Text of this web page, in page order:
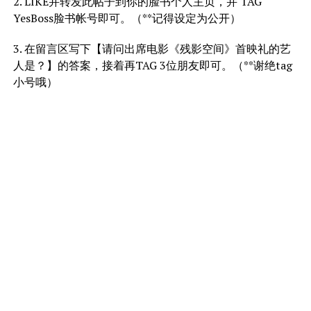
YesBoss脸书帐号即可。（**记得设定为公开）
3. 在留言区写下【请问出席电影《残影空间》首映礼的艺
人是？】的答案，接着再TAG 3位朋友即可。（**谢绝tag
小号哦）